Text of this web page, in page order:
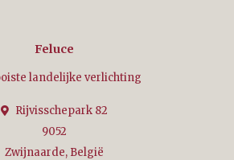
Feluce
landelijke verlichting
Rijvisschepark 82
9052
Zwijnaarde, België